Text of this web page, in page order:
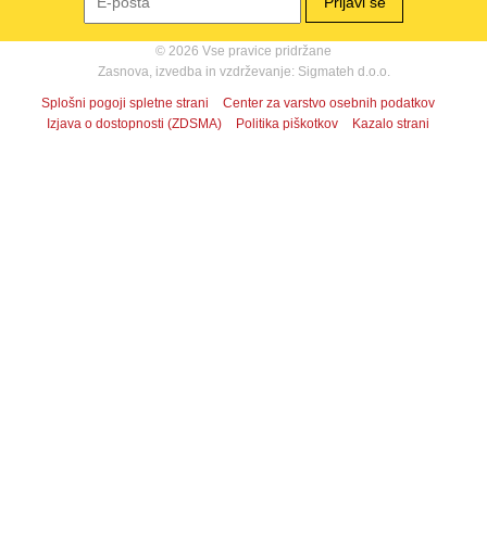
© 2026 Vse pravice pridržane
Zasnova, izvedba in vzdrževanje: Sigmateh d.o.o.
Splošni pogoji spletne strani
Center za varstvo osebnih podatkov
Izjava o dostopnosti (ZDSMA)
Politika piškotkov Kazalo strani